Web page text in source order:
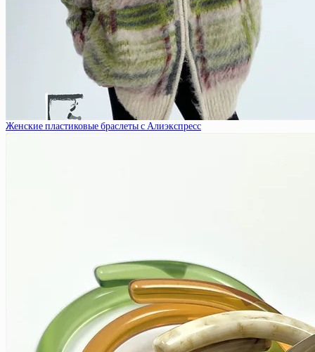
Женские пластиковые браслеты с Алиэкспресс